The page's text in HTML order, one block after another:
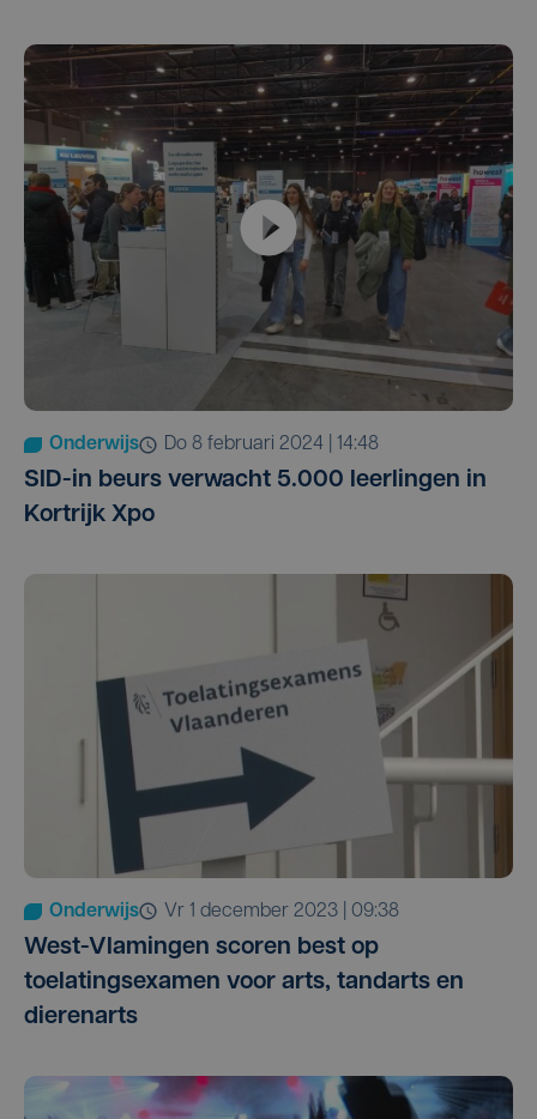
Onderwijs do 8 februari 2024 | 14:48
SID-in beurs verwacht 5.000 leerlingen in
Kortrijk Xpo
Onderwijs vr 1 december 2023 | 09:38
West-Vlamingen scoren best op
toelatingsexamen voor arts, tandarts en
dierenarts